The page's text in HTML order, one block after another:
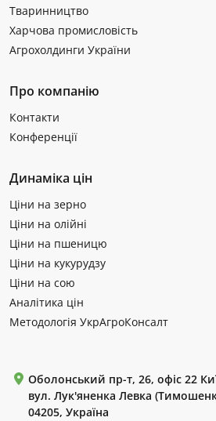
Тваринництво
Харчова промисловість
Агрохолдинги України
Про компанію
Контакти
Конференції
Динаміка цін
Ціни на зерно
Ціни на олійні
Ціни на пшеницю
Ціни на кукурудзу
Ціни на сою
Аналітика цін
Методологія УкрАгроКонсалт
Оболонський пр-т, 26, офіс 22
вул. Лук'яненка Левка
04205, Україна